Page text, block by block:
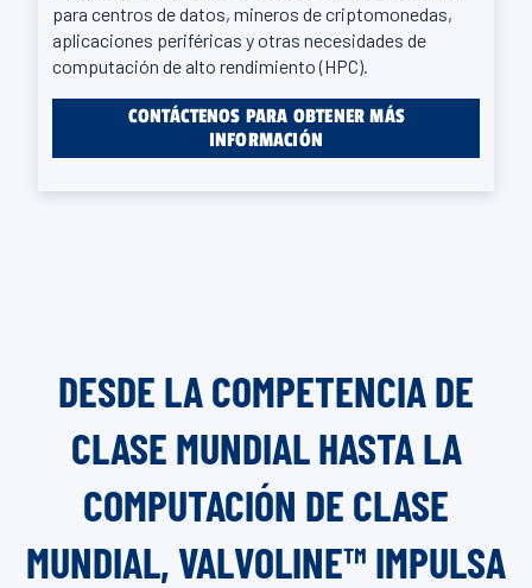
para centros de datos, mineros de criptomonedas,
aplicaciones periféricas y otras necesidades de
computación de alto rendimiento (HPC).
CONTÁCTENOS PARA OBTENER MÁS
INFORMACIÓN
DESDE LA COMPETENCIA DE
CLASE MUNDIAL HASTA LA
COMPUTACIÓN DE CLASE
MUNDIAL, VALVOLINE™ IMPULSA